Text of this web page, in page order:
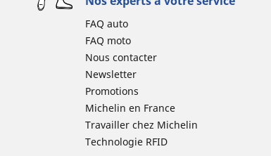
FAQ auto
FAQ moto
Nous contacter
Newsletter
Promotions
Michelin en France
Travailler chez Michelin
Technologie RFID